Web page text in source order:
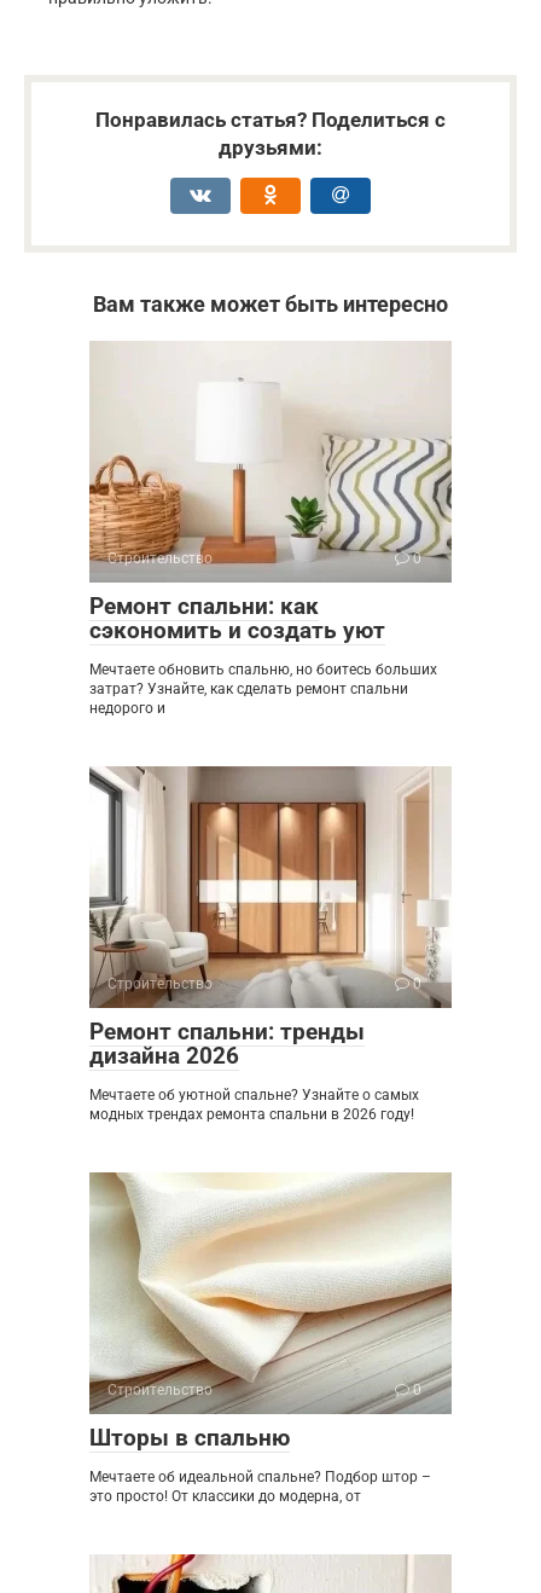
Понравилась статья? Поделиться с
друзьями:
Вам также может быть интересно
Строительство 0
Ремонт спальни: как
сэкономить и создать уют
Мечтаете обновить спальню, но боитесь больших
затрат? Узнайте, как сделать ремонт спальни
недорого и
Строительство 0
Ремонт спальни: тренды
дизайна 2026
Мечтаете об уютной спальне? Узнайте о самых
модных трендах ремонта спальни в 2026 году!
Строительство 0
Шторы в спальню
Мечтаете об идеальной спальне? Подбор штор –
это просто! От классики до модерна, от